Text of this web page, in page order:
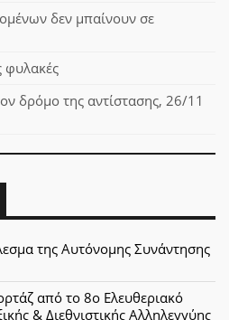
δεν μπαίνουν σε
φυλακές
δρόμο της αντίστασης, 26/11
της Αυτόνομης Συνάντησης
από το 8ο Ελευθεριακό
& Διεθνιστικής Αλληλεγγύης